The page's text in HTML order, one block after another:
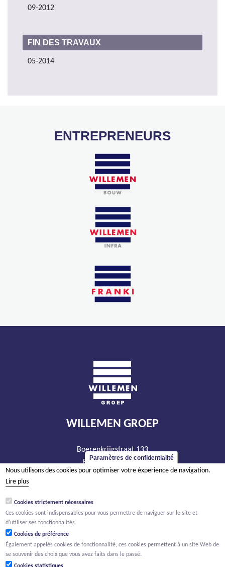
09-2012
FIN DES TRAVAUX
05-2014
ENTREPRENEURS
WILLEMEN GROEP
Boerenkrijgstraat 133
BE - 2800 Malines
tél +32 15 569 965
RPM Anvers, département Malines
Paramètres de confidentialité
Nous utilisons des cookies pour optimiser votre éxperience de navigation.
Lire plus
Cookies strictement nécessaires
Ces cookies sont indispensables pour vous permettre de naviguer sur le site et
d'utiliser ses fonctionnalités.
Cookies de préférence
Également appelés cookies de fonctionnalité, ces cookies permettent à un site Web de
se souvenir des choix que vous avez faits dans le passé.